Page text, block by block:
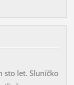
sto let. Sluníčko